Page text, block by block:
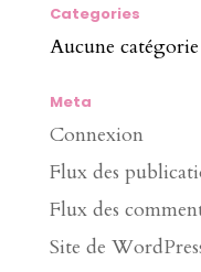
Categories
Aucune catégorie
Meta
Connexion
Flux des
Flux des
Site de